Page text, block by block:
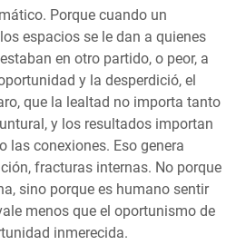
Porque cuando un
espacios se le dan a quienes
en otro partido, o peor, a
y la desperdició, el
que la lealtad no importa tanto
y los resultados importan
las conexiones. Eso genera
fracturas internas. No porque
sino porque es humano sentir
menos que el oportunismo de
inmerecida.